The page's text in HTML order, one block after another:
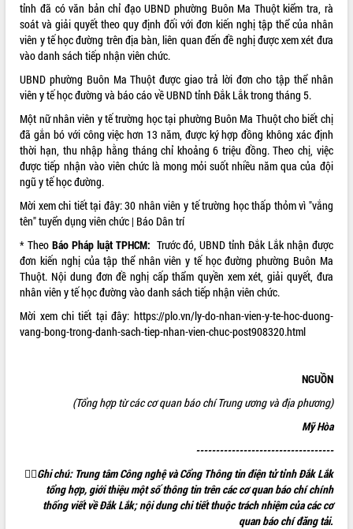
Thứ trưởng Bộ Y tế làm việc với tỉnh
Đắk Lắk về phát triển nhân lực y tế
cho trạm y tế cấp xã
Du lịch Đắk Lắk nâng tầm trải nghiệm
du khách thông qua Hệ thống cơ sở dữ
liệu và Bản đồ số
Tập huấn ứng dụng trí tuệ nhân tạo (AI)
trong thương mại điện tử năm 2026
Đoàn đại biểu Quốc hội tỉnh Đắk Lắk
trao đổi thông tin trước Kỳ họp thứ
nhất, Quốc hội khóa XVI
Quyết liệt cải cách hành chính, khơi
thông nguồn lực phát triển
tỉnh thông qua hiện đại hóa hành chính
Xã Ea Phê gắn cải cách hành chính với
chuyển đổi số
Hồ Thị Nguyên Thảo làm việc tại Trung
tâm Phục vụ hành chính công xã Ea
Giai đoạn 2026-2030, Đắk Lắk phấn
nghiệp Đắk Lắk tăng trưởng bứt phá
Triển khai đồng bộ đo đạc, lập hồ sơ
địa chính, hoàn thiện cơ sở dữ liệu đất
tỉnh đã có văn bản chỉ đạo UBND phường Buôn Ma Thuột kiểm tra, rà
soát và giải quyết theo quy định đối với đơn kiến nghị tập thể của nhân
viên y tế học đường trên địa bàn, liên quan đến đề nghị được xem xét đưa
vào danh sách tiếp nhận viên chức.
UBND phường Buôn Ma Thuột được giao trả lời đơn cho tập thể nhân
viên y tế học đường và báo cáo về UBND tỉnh Đắk Lắk trong tháng 5.
Một nữ nhân viên y tế trường học tại phường Buôn Ma Thuột cho biết chị
đã gắn bó với công việc hơn 13 năm, được ký hợp đồng không xác định
thời hạn, thu nhập hằng tháng chỉ khoảng 6 triệu đồng. Theo chị, việc
được tiếp nhận vào viên chức là mong mỏi suốt nhiều năm qua của đội
ngũ y tế học đường.
Mời xem chi tiết tại đây: 30 nhân viên y tế trường học thấp thỏm vì "vắng
tên" tuyển dụng viên chức | Báo Dân trí
* TheoBáo Pháp luật TPHCM: Trước đó, UBND tỉnh Đắk Lắk nhận được
đơn kiến nghị của tập thể nhân viên y tế học đường phường Buôn Ma
Thuột. Nội dung đơn đề nghị cấp thẩm quyền xem xét, giải quyết, đưa
nhân viên y tế học đường vào danh sách tiếp nhận viên chức.
Mời xem chi tiết tại đây: https://plo.vn/ly-do-nhan-vien-y-te-hoc-duong-
vang-bong-trong-danh-sach-tiep-nhan-vien-chuc-post908320.html
NGUỒN
(Tổng hợp từ các cơ quan báo chí Trung ương và địa phương)
Mỹ Hòa
-----------------------------------
Ghi chú: Trung tâm Công nghệ và Cổng Thông tin điện tử tỉnh Đắk Lắk
tổng hợp, giới thiệu một số thông tin trên các cơ quan báo chí chính
thống viết về Đắk Lắk; nội dung chi tiết thuộc trách nhiệm của các cơ
quan báo chí đăng tải.